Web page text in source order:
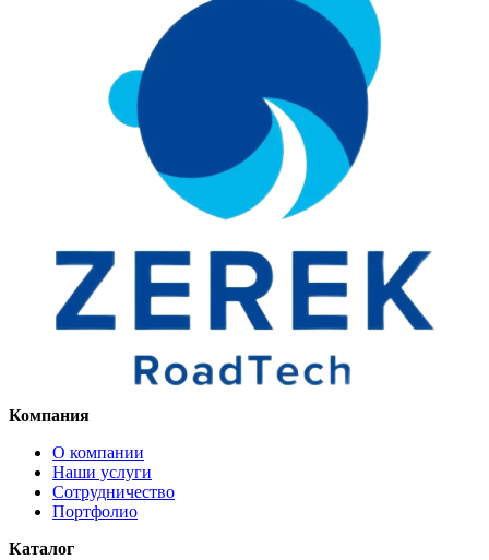
Компания
О компании
Наши услуги
Сотрудничество
Портфолио
Каталог